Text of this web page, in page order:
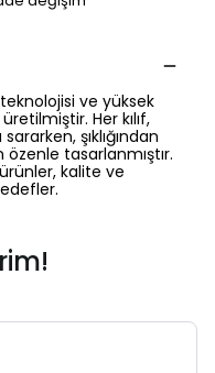
teknolojisi ve yüksek
Her kılıf,
şıklığından
özenle tasarlanmıştır.
kalite ve
SEKME
sekmede
Safari